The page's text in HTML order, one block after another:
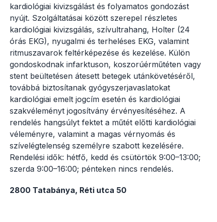
kardiológiai kivizsgálást és folyamatos gondozást
nyújt. Szolgáltatásai között szerepel részletes
kardiológiai kivizsgálás, szívultrahang, Holter (24
órás EKG), nyugalmi és terheléses EKG, valamint
ritmuszavarok feltérképezése és kezelése. Külön
gondoskodnak infarktuson, koszorúérműtéten vagy
stent beültetésen átesett betegek utánkövetéséről,
továbbá biztosítanak gyógyszerjavaslatokat
kardiológiai emelt jogcím esetén és kardiológiai
szakvéleményt jogosítvány érvényesítéséhez. A
rendelés hangsúlyt fektet a műtét előtti kardiológiai
véleményre, valamint a magas vérnyomás és
szívelégtelenség személyre szabott kezelésére.
Rendelési idők: hétfő, kedd és csütörtök 9:00–13:00;
szerda 9:00–16:00; pénteken nincs rendelés.
2800 Tatabánya, Réti utca 50